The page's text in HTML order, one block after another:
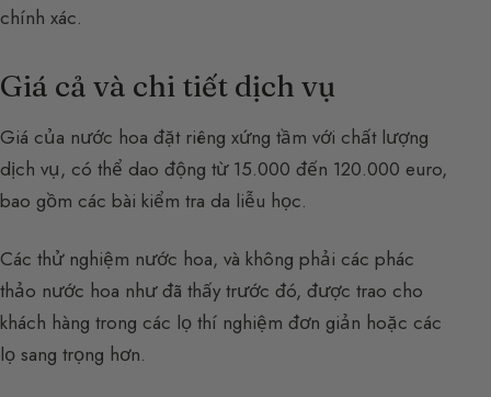
chính xác.
Giá cả và chi tiết dịch vụ
Giá của nước hoa đặt riêng xứng tầm với chất lượng
dịch vụ, có thể dao động từ 15.000 đến 120.000 euro,
bao gồm các bài kiểm tra da liễu học.
Các thử nghiệm nước hoa, và không phải các phác
thảo nước hoa như đã thấy trước đó, được trao cho
khách hàng trong các lọ thí nghiệm đơn giản hoặc các
lọ sang trọng hơn.